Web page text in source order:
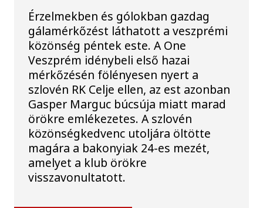
Érzelmekben és gólokban gazdag
gálamérkőzést láthatott a veszprémi
közönség péntek este. A One
Veszprém idénybeli első hazai
mérkőzésén fölényesen nyert a
szlovén RK Celje ellen, az est azonban
Gasper Marguc búcsúja miatt marad
örökre emlékezetes. A szlovén
közönségkedvenc utoljára öltötte
magára a bakonyiak 24-es mezét,
amelyet a klub örökre
visszavonultatott.